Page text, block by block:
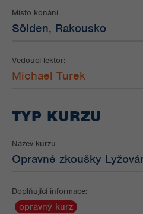
Místo konání:
Sölden, Rakousko
Vedoucí lektor:
Michael Turek
TYP KURZU
Název kurzu:
Opravné zkoušky
Doplňující informace:
opravný kurz